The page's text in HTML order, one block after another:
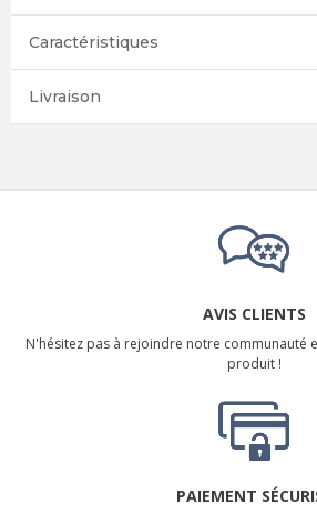
Caractéristiques
Livraison
AVIS CLIENTS
N'hésitez pas à rejoindre notre communauté
produit !
PAIEMENT